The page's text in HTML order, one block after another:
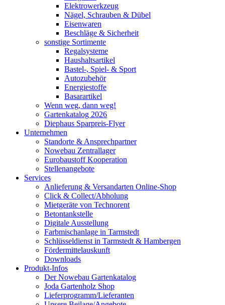
Elektrowerkzeug
Nägel, Schrauben & Dübel
Eisenwaren
Beschläge & Sicherheit
sonstige Sortimente
Regalsysteme
Haushaltsartikel
Bastel-, Spiel- & Sport
Autozubehör
Energiestoffe
Basarartikel
Wenn weg, dann weg!
Gartenkatalog 2026
Diephaus Sparpreis-Flyer
Unternehmen
Standorte & Ansprechpartner
Nowebau Zentrallager
Eurobaustoff Kooperation
Stellenangebote
Services
Anlieferung & Versandarten Online-Shop
Click & Collect/Abholung
Mietgeräte von Technorent
Betontankstelle
Digitale Ausstellung
Farbmischanlage in Tarmstedt
Schlüsseldienst in Tarmstedt & Hambergen
Fördermittelauskunft
Downloads
Produkt-Infos
Der Nowebau Gartenkatalog
Joda Gartenholz Shop
Lieferprogramm/Lieferanten